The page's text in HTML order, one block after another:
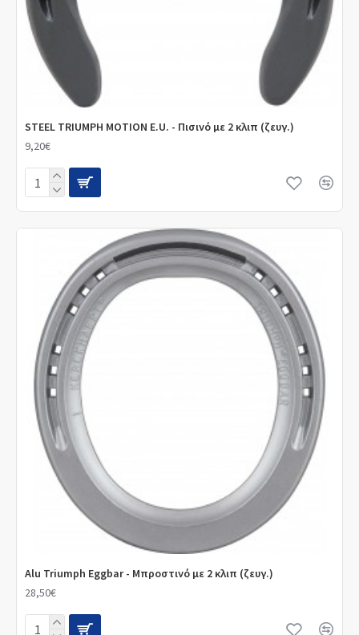
STEEL TRIUMPH MOTION E.U. - Πισινό με 2 κλιπ (ζευγ.)
9,20€
Alu Triumph Eggbar - Μπροστινό με 2 κλιπ (ζευγ.)
28,50€